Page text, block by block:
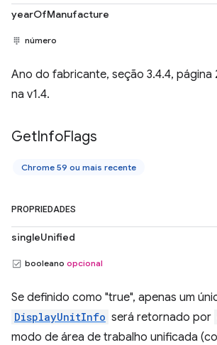
yearOfManufacture
número
Ano do fabricante, seção 3.4.4, página
na v1.4.
GetInfoFlags
Chrome 59 ou mais recente
PROPRIEDADES
singleUnified
booleano opcional
Se definido como "true", apenas um
DisplayUnitInfo será retornado por
modo de área de trabalho unificada